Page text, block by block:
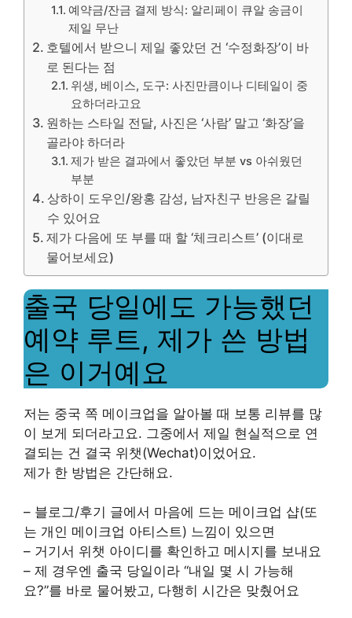
예약금/잔금 결제 방식: 알리페이 큐알 송금이
제일 무난
호텔에서 받으니 제일 좋았던 건 ‘수정화장’이 바
로 된다는 점
위생, 베이스, 도구: 사진만큼이나 디테일이 중
요하더라고요
원하는 스타일 전달, 사진은 ‘사람’ 말고 ‘화장’을
골라야 하더라
제가 받은 결과에서 좋았던 부분 vs 아쉬웠던
부분
상하이 도우인/왕홍 감성, 남자친구 반응은 갈릴
수 있어요
제가 다음에 또 부를 때 할 ‘체크리스트’ (이대로
물어보세요)
출국 당일에도 가능했던
예약 루트, 제가 쓴 방법
은 이거예요
저는 중국 쪽 메이크업을 알아볼 때 보통 리뷰를 많
이 보게 되더라고요. 그중에서 제일 현실적으로 연
결되는 건 결국 위챗(Wechat)이었어요.
제가 한 방법은 간단해요.
– 블로그/후기 글에서 마음에 드는 메이크업 샵(또
는 개인 메이크업 아티스트) 느낌이 있으면
– 거기서 위챗 아이디를 확인하고 메시지를 보내요
– 제 경우엔 출국 당일이라 “내일 몇 시 가능해
요?”를 바로 물어봤고, 다행히 시간은 맞췄어요